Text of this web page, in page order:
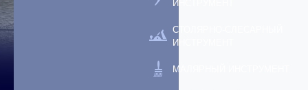
ИНСТРУМЕНТ
СТОЛЯРНО-СЛЕСАРНЫЙ
ИНСТРУМЕНТ
МАЛЯРНЫЙ ИНСТРУМЕНТ